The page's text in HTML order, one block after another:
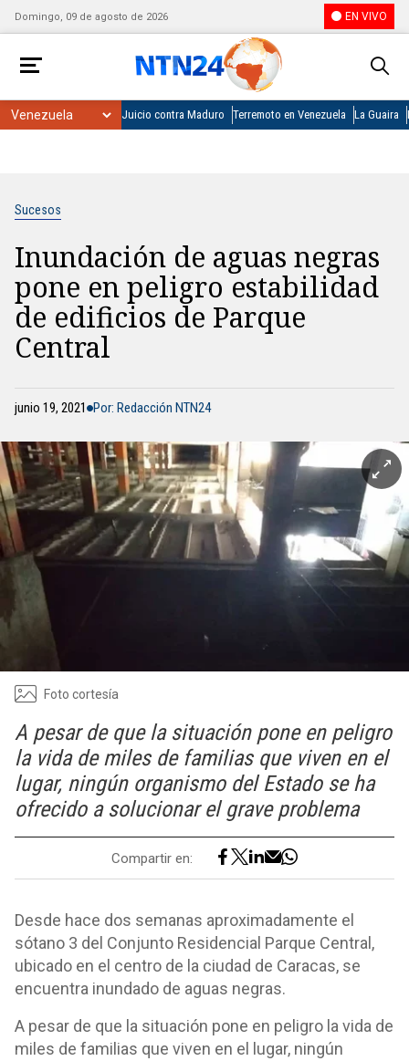
Domingo, 09 de agosto de 2026 EN VIVO
Juicio contra Maduro Terremoto en Venezuela La Guaira
Sucesos
Inundación de aguas negras
pone en peligro estabilidad
de edificios de Parque
Central
junio 19, 2021 Por: Redacción NTN24
Foto cortesía
A pesar de que la situación pone en peligro
la vida de miles de familias que viven en el
lugar, ningún organismo del Estado se ha
ofrecido a solucionar el grave problema
Compartir en:
Desde hace dos semanas aproximadamente el
sótano 3 del Conjunto Residencial Parque Central,
ubicado en el centro de la ciudad de Caracas, se
encuentra inundado de aguas negras.
A pesar de que la situación pone en peligro la vida de
miles de familias que viven en el lugar, ningún